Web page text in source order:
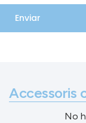
Enviar
Accessoris
No